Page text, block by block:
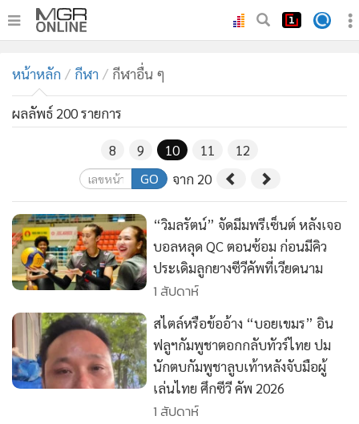
ทันเหตุการณ์
• ภาคใต้
• ผู้จัดการรายวัน
• คอลัมนิสต์
• ละคร
• CbizReview
• Cyber BIZ
ผู้จัดกวน
• Good health & Well-being
• Green Innovation & SD
หน้าหลัก กีฬา กีฬาอื่น ๆ
ผลลัพธ์ 200 รายการ
8 9 10 11 12
GO จาก 20
“วิมลรัตน์” จัดมีมพรีเซ็นต์ หลังเจอ
บอลหลุด QC ตอนซ้อม ก่อนมีคิว
ประเดิมลูกยางซีวีคัพที่เวียดนาม
1 สัปดาห์
สไตล์หรือข้ออ้าง “บอยเขมร” อิน
ฟลูฯกัมพูชาตอกกลับทัวร์ไทย ปม
นักตบกัมพูชาลูบเท้าหลังจับมือผู้
เล่นไทย ศึกซีวี คัพ 2026
1 สัปดาห์